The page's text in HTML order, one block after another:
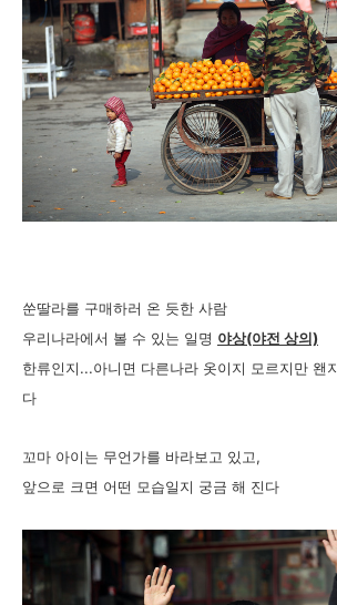
쑨딸라를 구매하러 온 듯한 사람
우리나라에서 볼 수 있는 일명 야상(야전 상의)
한류인지...아니면 다른나라 옷이지 모르지만 왠
다
꼬마 아이는 무언가를 바라보고 있고,
앞으로 크면 어떤 모습일지 궁금 해 진다